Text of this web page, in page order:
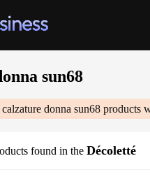
sun68
calzature donna sun68 products
found in the Décoletté